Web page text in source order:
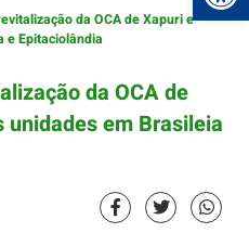
da OCA de Xapuri e
e Epitaciolândia
da OCA de
unidades em Brasileia